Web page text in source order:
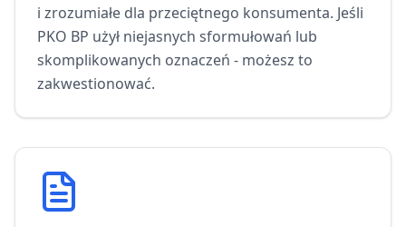
i zrozumiałe dla przeciętnego konsumenta. Jeśli
PKO BP użył niejasnych sformułowań lub
skomplikowanych oznaczeń - możesz to
zakwestionować.